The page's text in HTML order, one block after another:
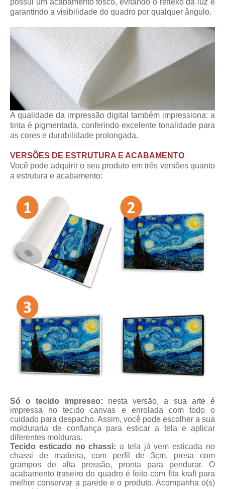
possui um acabamento fosco, evitando o reflexo da luz e
garantindo a visibilidade do quadro por qualquer ângulo.
A qualidade da impressão digital também impressiona: a
tinta é pigmentada, conferindo excelente tonalidade para
as cores e durabilidade prolongada.
VERSÕES DE ESTRUTURA E ACABAMENTO
Você pode adquirir o seu produto em três versões quanto
a estrutura e acabamento:
Só o tecido impresso: nesta versão, a sua arte é
impressa no tecido canvas e enrolada com todo o
cuidado para despacho. Assim, você pode escolher a sua
molduraria de confiança para esticar a tela e aplicar
diferentes molduras.
Tecido esticado no chassi: a tela já vem esticada no
chassi de madeira, com perfil de 3cm, presa com
grampos de alta pressão, pronta para pendurar. O
acabamento traseiro do quadro é feito com fita kraft para
melhor conservar a parede e o produto. Acompanha o(s)